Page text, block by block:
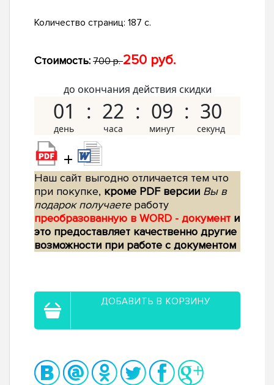
Количество страниц: 187 с.
Стоимость: 700 р.250 руб.
до окончания действия скидки
01 22 09 29
+
Наш сайт выгодно отличается тем что
при покупке, кроме PDF версии Вы в
подарок получаетеработу
преобразованную в WORD - документ и
это предоставляет качественно другие
возможности при работе с документом
ДОБАВИТЬ В КОРЗИНУ